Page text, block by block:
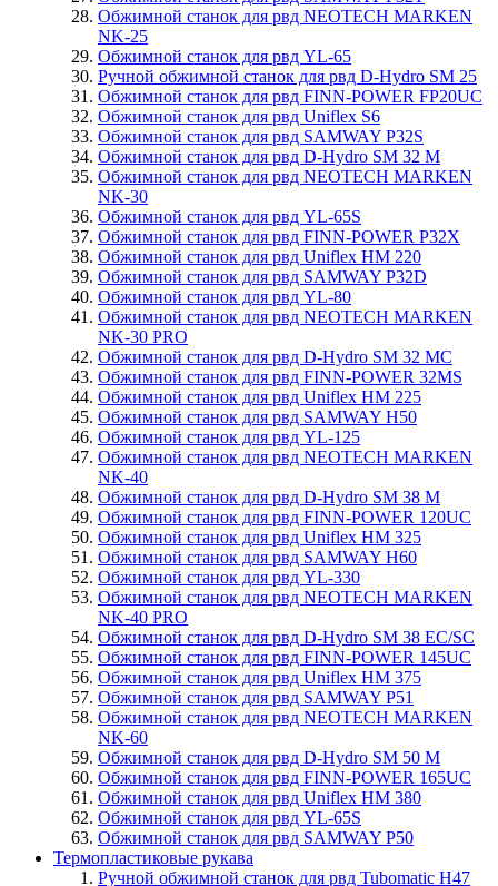
Обжимной станок для рвд NEOTECH MARKEN
NK-25
Обжимной станок для рвд YL-65
Ручной обжимной станок для рвд D-Hydro SM 25
Обжимной станок для рвд FINN-POWER FP20UC
Обжимной станок для рвд Uniflex S6
Обжимной станок для рвд SAMWAY P32S
Обжимной станок для рвд D-Hydro SM 32 M
Обжимной станок для рвд NEOTECH MARKEN
NK-30
Обжимной станок для рвд YL-65S
Обжимной станок для рвд FINN-POWER P32X
Обжимной станок для рвд Uniflex HM 220
Обжимной станок для рвд SAMWAY P32D
Обжимной станок для рвд YL-80
Обжимной станок для рвд NEOTECH MARKEN
NK-30 PRO
Обжимной станок для рвд D-Hydro SM 32 MC
Обжимной станок для рвд FINN-POWER 32MS
Обжимной станок для рвд Uniflex HM 225
Обжимной станок для рвд SAMWAY H50
Обжимной станок для рвд YL-125
Обжимной станок для рвд NEOTECH MARKEN
NK-40
Обжимной станок для рвд D-Hydro SM 38 M
Обжимной станок для рвд FINN-POWER 120UC
Обжимной станок для рвд Uniflex HM 325
Обжимной станок для рвд SAMWAY H60
Обжимной станок для рвд YL-330
Обжимной станок для рвд NEOTECH MARKEN
NK-40 PRO
Обжимной станок для рвд D-Hydro SM 38 EC/SC
Обжимной станок для рвд FINN-POWER 145UC
Обжимной станок для рвд Uniflex HM 375
Обжимной станок для рвд SAMWAY P51
Обжимной станок для рвд NEOTECH MARKEN
NK-60
Обжимной станок для рвд D-Hydro SM 50 M
Обжимной станок для рвд FINN-POWER 165UC
Обжимной станок для рвд Uniflex HM 380
Обжимной станок для рвд YL-65S
Обжимной станок для рвд SAMWAY P50
Термопластиковые рукава
Ручной обжимной станок для рвд Tubomatic H47